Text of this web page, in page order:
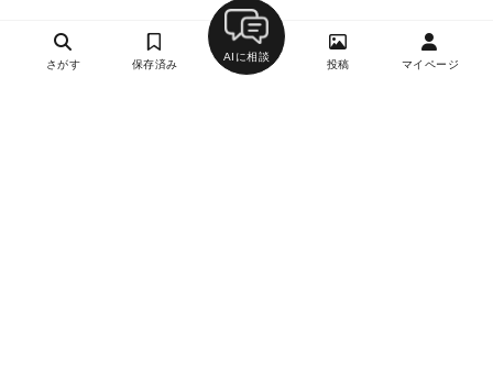
さがす 保存済み
AIに相談
投稿 マイページ